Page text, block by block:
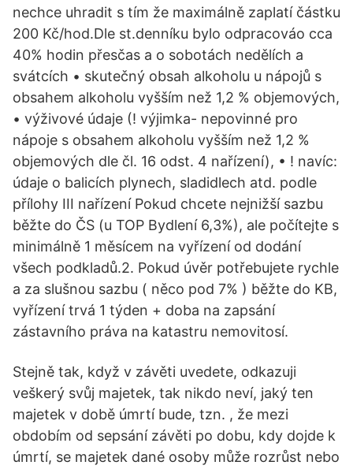
nechce uhradit s tím že maximálně zaplatí částku
200 Kč/hod.Dle st.denníku bylo odpracováo cca
40% hodin přesčas a o sobotách nedělích a
svátcích • skutečný obsah alkoholu u nápojů s
obsahem alkoholu vyšším než 1,2 % objemových,
• výživové údaje (! výjimka- nepovinné pro
nápoje s obsahem alkoholu vyšším než 1,2 %
objemových dle čl. 16 odst. 4 nařízení), • ! navíc:
údaje o balicích plynech, sladidlech atd. podle
přílohy III nařízení Pokud chcete nejnižší sazbu
běžte do ČS (u TOP Bydlení 6,3%), ale počítejte s
minimálně 1 měsícem na vyřízení od dodání
všech podkladů.2. Pokud úvěr potřebujete rychle
a za slušnou sazbu ( něco pod 7% ) běžte do KB,
vyřízení trvá 1 týden + doba na zapsání
zástavního práva na katastru nemovitosí.
Stejně tak, když v závěti uvedete, odkazuji
veškerý svůj majetek, tak nikdo neví, jaký ten
majetek v době úmrtí bude, tzn. , že mezi
obdobím od sepsání závěti po dobu, kdy dojde k
úmrtí, se majetek dané osoby může rozrůst nebo